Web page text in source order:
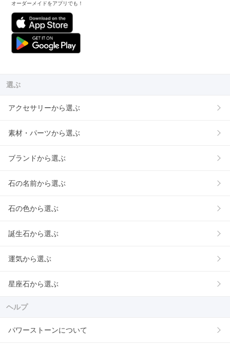
オーダーメイドをアプリでも！
選ぶ
アクセサリーから選ぶ
素材・パーツから選ぶ
ブランドから選ぶ
石の名前から選ぶ
石の色から選ぶ
誕生石から選ぶ
運気から選ぶ
星座石から選ぶ
ヘルプ
パワーストーンについて